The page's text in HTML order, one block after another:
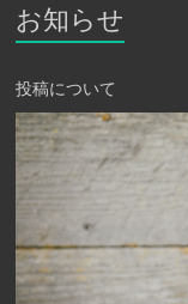
お知らせ
投稿について